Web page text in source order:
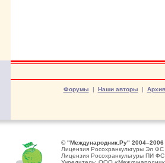
Форумы | Наши авторы | Архив
© "Международник.Ру" 2004–2006
Лицензия Росохранкультуры Эл
Лицензия Росохранкультуры ПИ